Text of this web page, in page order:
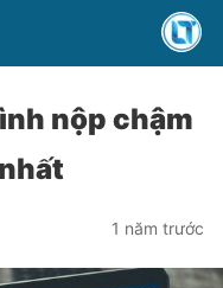
nộp chậm
1 năm trước